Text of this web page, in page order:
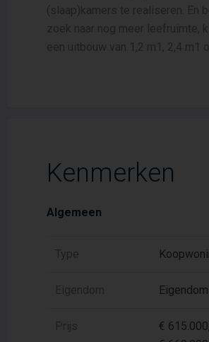
(slaap)kamers te realiseren. En
zoek naar nog meer leefruimte,
een uitbouw van 1,2 m1, 2,4 m1
Kenmerken
Algemeen
Type
Eigendom Eigendom
Prijs
€